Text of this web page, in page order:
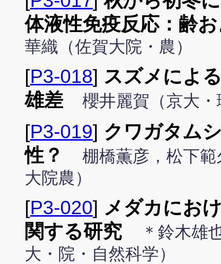
体液性免疫反応：齢
華織（佐賀大院・農）
[P3-018] スズメによ
雄差
櫻井麗賀（京大・
[P3-019] クワガタム
性？
棚橋薫彦，松下
大院農）
[P3-020] メダカにお
関する研究
＊鈴木雄
大・院・自然科学）